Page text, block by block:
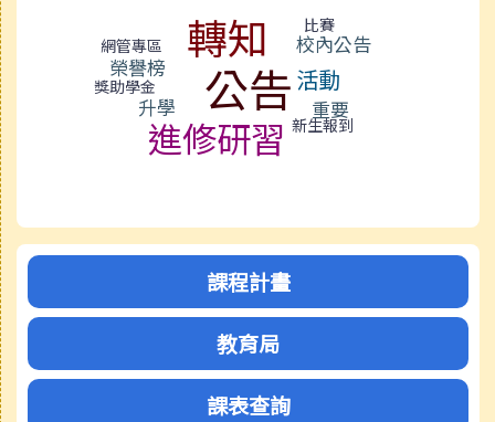
轉知
網管專區 校內公告
比賽
獎助學金
榮譽榜 公告 活動
升學
進修研習 新生報到
重要
課程計畫
教育局
課表查詢